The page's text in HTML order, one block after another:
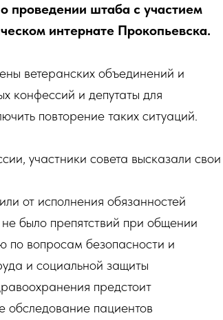
проведении штаба с участием
интернате Прокопьевска.
ветеранских объединений и
конфессий и депутаты для
повторение таких ситуаций.
участники совета высказали свои
от исполнения обязанностей
было препятствий при общении
по вопросам безопасности и
и социальной защиты
предстоит
обследование пациентов